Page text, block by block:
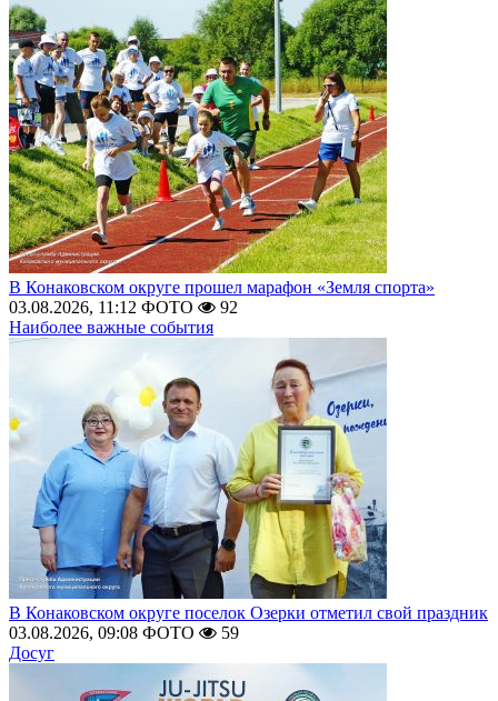
В Конаковском округе прошел марафон «Земля спорта»
03.08.2026, 11:12 ФОТО
92
Наиболее важные события
В Конаковском округе поселок Озерки отметил свой праздник
03.08.2026, 09:08 ФОТО
59
Досуг